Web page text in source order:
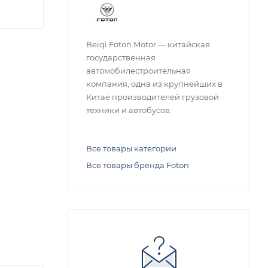
Beiqi Foton Motor — китайская
государственная
автомобилестроительная
компания, одна из крупнейших в
Китае производителей грузовой
техники и автобусов.
Все товары категории
Все товары бренда Foton